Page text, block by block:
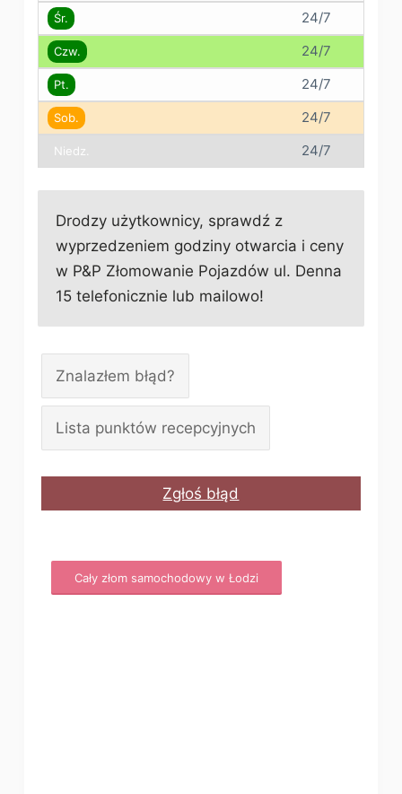
Śr. 24/7
Czw. 24/7
Pt. 24/7
Sob. 24/7
Niedz. 24/7
Drodzy użytkownicy, sprawdź z
wyprzedzeniem godziny otwarcia i ceny
w P&P Złomowanie Pojazdów ul. Denna
15 telefonicznie lub mailowo!
Znalazłem błąd?
Lista punktów recepcyjnych
Zgłoś błąd
Cały złom samochodowy w Łodzi